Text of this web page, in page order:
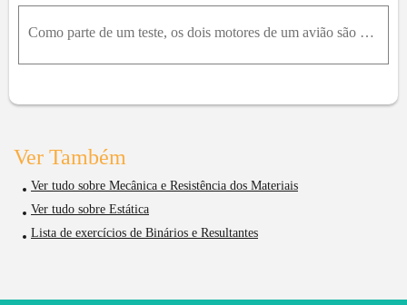
Como parte de um teste, os dois motores de um avião são acelerados e as inclinações das hélices são ajustadas de modo a resultar em um empuxo para frente e para trás, como mostrado. Que força F deve s
Ver Também
Ver tudo sobre Mecânica e Resistência dos Materiais
Ver tudo sobre Estática
Lista de exercícios de Binários e Resultantes